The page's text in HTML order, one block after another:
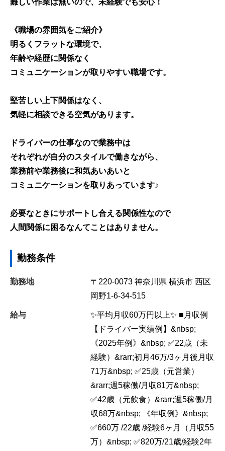
《職場の雰囲気をご紹介》
明るくフラットな環境で、
年齢や経歴に関係なく
コミュニケーションが取りやすい職場です。
堅苦しい上下関係はなく、
気軽に相談できる空気があります。
ドライバーの仕事なので業務中は
それぞれが自分のスタイルで働きながら、
業務前や業務後に和気あいあいと
コミュニケーションを取りあっています♪
必要なときにサポートし合える関係性なので
人間関係に困るなんてことはありません。
勤務条件
勤務地 〒220-0073 神奈川県 横浜市 西区
岡野1-6-34-515
給与
✨平均月収60万円以上✨ ■月収例
【ドライバー実績例】&nbsp;
《2025年例》&nbsp; ✅22歳（未
経験）&rarr;初月46万/3ヶ月後月収
71万&nbsp; ✅25歳（元営業）
&rarr;週5稼働/月収81万&nbsp;
✅42歳（元飲食）&rarr;週5稼働/月
収68万&nbsp; 《年収例》&nbsp;
✅660万 /22歳 /経験6ヶ月（月収55
万）&nbsp; ✅820万/21歳/経験2年